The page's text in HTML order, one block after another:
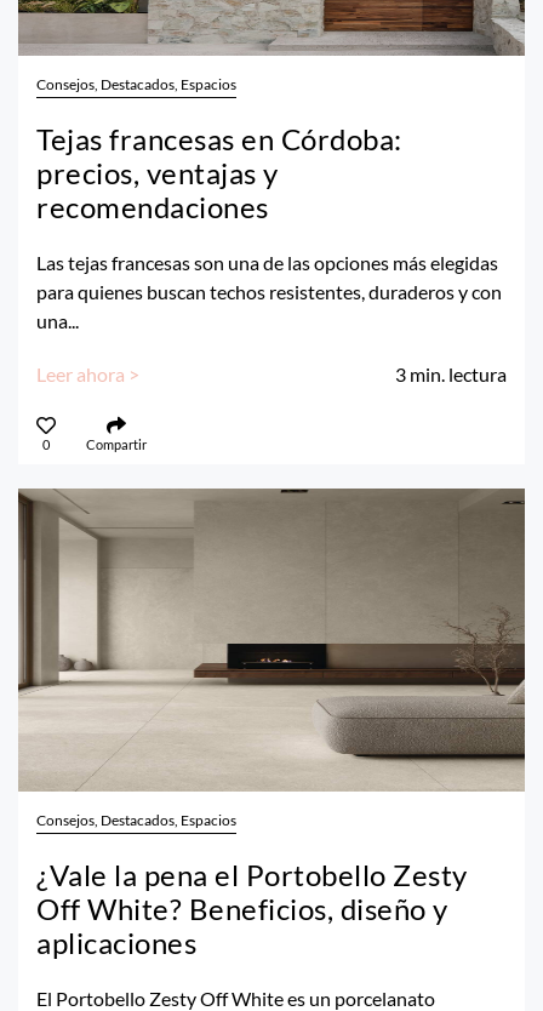
Consejos, Destacados, Espacios
Tejas francesas en Córdoba:
precios, ventajas y
recomendaciones
Las tejas francesas son una de las opciones más elegidas
para quienes buscan techos resistentes, duraderos y con
una...
Leer ahora > 3 min. lectura
0 Compartir
Consejos, Destacados, Espacios
¿Vale la pena el Portobello Zesty
Off White? Beneficios, diseño y
aplicaciones
El Portobello Zesty Off White es un porcelanato